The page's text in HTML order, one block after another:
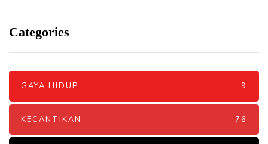
Categories
GAYA HIDUP 9
KECANTIKAN 76